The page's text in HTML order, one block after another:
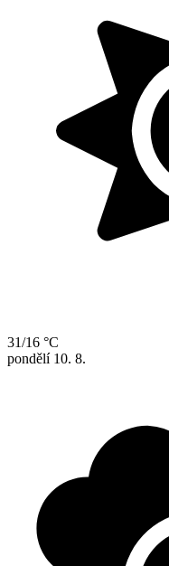
31/16 °C
pondělí 10. 8.